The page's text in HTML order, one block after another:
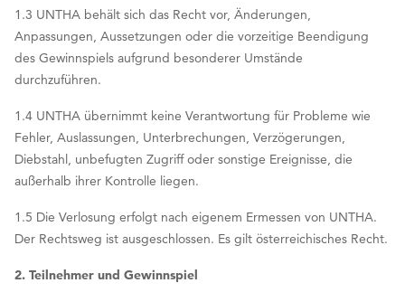
1.3 UNTHA behält sich das Recht vor, Änderungen,
Anpassungen, Aussetzungen oder die vorzeitige Beendigung
des Gewinnspiels aufgrund besonderer Umstände
durchzuführen.
1.4 UNTHA übernimmt keine Verantwortung für Probleme wie
Fehler, Auslassungen, Unterbrechungen, Verzögerungen,
Diebstahl, unbefugten Zugriff oder sonstige Ereignisse, die
außerhalb ihrer Kontrolle liegen.
1.5 Die Verlosung erfolgt nach eigenem Ermessen von UNTHA.
Der Rechtsweg ist ausgeschlossen. Es gilt österreichisches Recht.
2. Teilnehmer und Gewinnspiel